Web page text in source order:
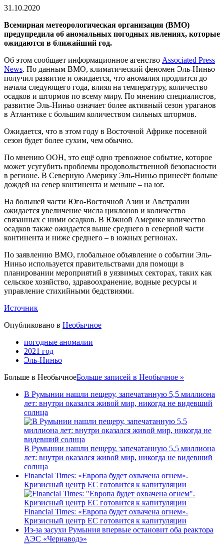
31.10.2020
Всемирная метеорологическая организация (ВМО)
предупредила об аномальных погодных явлениях, которые
ожидаются в ближайший год.
Об этом сообщает информационное агенство Associated Press
News. По данным ВМО, климатический феномен Эль-Ниньо
получил развитие и ожидается, что аномалия продлится до
начала следующего года, влияя на температуру, количество
осадков и штормов по всему миру. По мнению специалистов,
развитие Эль-Ниньо означает более активный сезон ураганов
в Атлантике с большим количеством сильных штормов.
Ожидается, что в этом году в Восточной Африке посевной
сезон будет более сухим, чем обычно.
По мнению ООН, это ещё одно тревожное событие, которое
может усугубить проблемы продовольственной безопасности
в регионе. В Северную Америку Эль-Ниньо принесёт больше
дождей на север континента и меньше – на юг.
На большей части Юго-Восточной Азии и Австралии
ожидается увеличение числа циклонов и количество
связанных с ними осадков. В Южной Америке количество
осадков также ожидается выше среднего в северной части
континента и ниже среднего – в южных регионах.
По заявлению ВМО, глобальное объявление о событии Эль-
Ниньо используется правительствами для помощи в
планировании мероприятий в уязвимых секторах, таких как
сельское хозяйство, здравоохранение, водные ресурсы и
управление стихийными бедствиями.
Источник
Опубликовано в Необычное
погодные аномалии
2021 год
Эль-Ниньо
Больше в НеобычноеБольше записей в Необычное »
В Румынии нашли пещеру, запечатанную 5,5 миллиона
лет: внутри оказался живой мир, никогда не видевший
солнца
В Румынии нашли пещеру, запечатанную 5,5 миллиона
лет: внутри оказался живой мир, никогда не видевший
солнца
Financial Times: «Европа будет охвачена огнем».
Кризисный центр ЕС готовится к капитуляции
Financial Times: «Европа будет охвачена огнем».
Кризисный центр ЕС готовится к капитуляции
Из-за засухи Румыния впервые остановит оба реактора
АЭС «Чернаводэ»